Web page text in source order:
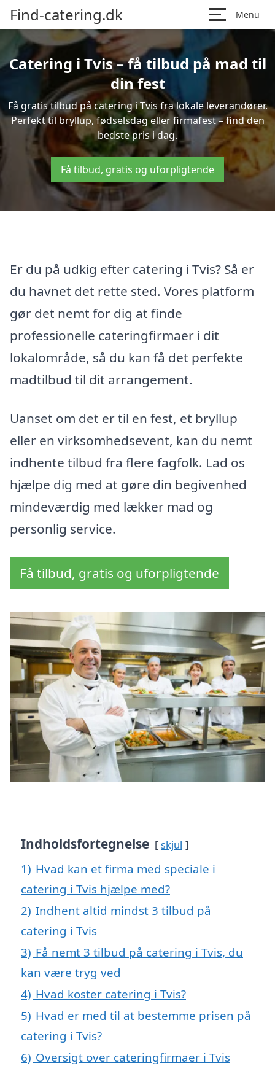
Find-catering.dk Menu
Catering i Tvis – få tilbud på mad til
din fest
Få gratis tilbud på catering i Tvis fra lokale leverandører.
Perfekt til bryllup, fødselsdag eller firmafest – find den
bedste pris i dag.
Få tilbud, gratis og uforpligtende
Er du på udkig efter catering i Tvis? Så er
du havnet det rette sted. Vores platform
gør det nemt for dig at finde
professionelle cateringfirmaer i dit
lokalområde, så du kan få det perfekte
madtilbud til dit arrangement.
Uanset om det er til en fest, et bryllup
eller en virksomhedsevent, kan du nemt
indhente tilbud fra flere fagfolk. Lad os
hjælpe dig med at gøre din begivenhed
mindeværdig med lækker mad og
personlig service.
Få tilbud, gratis og uforpligtende
Indholdsfortegnelse skjul
1) Hvad kan et firma med speciale i
catering i Tvis hjælpe med?
2) Indhent altid mindst 3 tilbud på
catering i Tvis
3) Få nemt 3 tilbud på catering i Tvis, du
kan være tryg ved
4) Hvad koster catering i Tvis?
5) Hvad er med til at bestemme prisen på
catering i Tvis?
6) Oversigt over cateringfirmaer i Tvis